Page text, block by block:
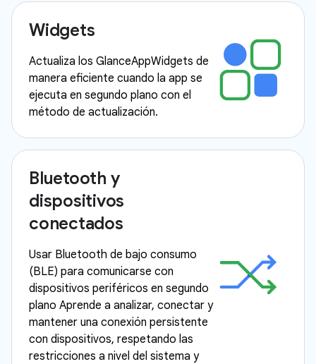
Widgets
Actualiza los GlanceAppWidgets de
manera eficiente cuando la app se
ejecuta en segundo plano con el
método de actualización.
Bluetooth y
dispositivos
conectados
Usar Bluetooth de bajo consumo
(BLE) para comunicarse con
dispositivos periféricos en segundo
plano Aprende a analizar, conectar y
mantener una conexión persistente
con dispositivos, respetando las
restricciones a nivel del sistema y